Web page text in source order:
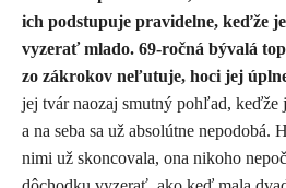
ich podstupuje pravidelne, keďže
vyzerať mlado. 69-ročná bývalá
zo zákrokov neľutuje, hoci jej
jej tvár naozaj smutný pohľad, keďže
a na seba sa už absolútne nepodobá.
nimi už skoncovala, ona nikoho